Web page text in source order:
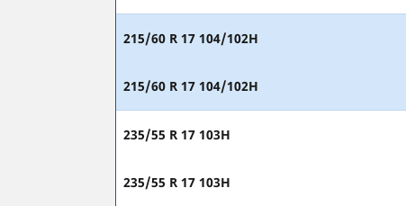
215/60 R 17 104/102H
215/60 R 17 104/102H
235/55 R 17 103H
235/55 R 17 103H